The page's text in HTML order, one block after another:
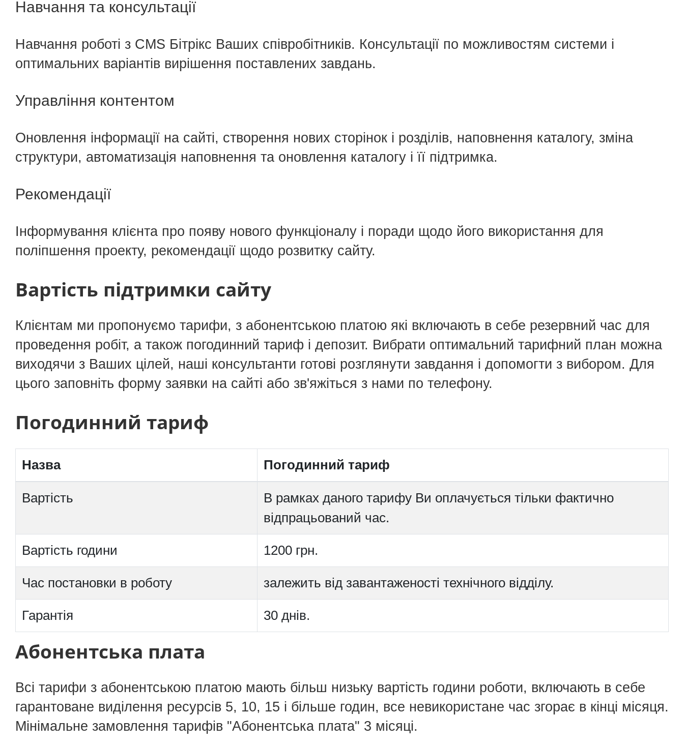
Навчання та консультації
Навчання роботі з CMS Бітрікс Ваших співробітників. Консультації по можливостям системи і
оптимальних варіантів вирішення поставлених завдань.
Управління контентом
Оновлення інформації на сайті, створення нових сторінок і розділів, наповнення каталогу, зміна
структури, автоматизація наповнення та оновлення каталогу і її підтримка.
Рекомендації
Інформування клієнта про появу нового функціоналу і поради щодо його використання для
поліпшення проекту, рекомендації щодо розвитку сайту.
Вартість підтримки сайту
Клієнтам ми пропонуємо тарифи, з абонентською платою які включають в себе резервний час для
проведення робіт, а також погодинний тариф і депозит. Вибрати оптимальний тарифний план можна
виходячи з Ваших цілей, наші консультанти готові розглянути завдання і допомогти з вибором. Для
цього заповніть форму заявки на сайті або зв'яжіться з нами по телефону.
Погодинний тариф
Назва Погодинний тариф
Вартість
В рамках даного тарифу Ви оплачується тільки фактично
відпрацьований час.
Вартість години 1200 грн.
Час постановки в роботу залежить від завантаженості технічного відділу.
Гарантія 30 днів.
Абонентська плата
Всі тарифи з абонентською платою мають більш низьку вартість години роботи, включають в себе
гарантоване виділення ресурсів 5, 10, 15 і більше годин, все невикористане час згорає в кінці місяця.
Мінімальне замовлення тарифів "Абонентська плата" 3 місяці.